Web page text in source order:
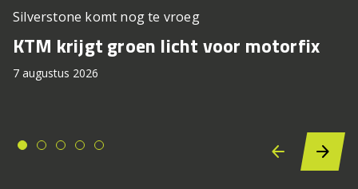
Silverstone komt nog te vroeg
KTM krijgt groen licht voor motorfix
7 augustus 2026